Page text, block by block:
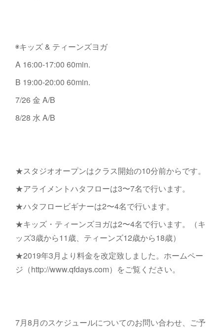
◉キッズ & ティーンズヨガ
A 16:00-17:00 60min.
B 19:00-20:00 60min.
7/26 金 A/B
8/28 水 A/B
★スタジオオープンはクラス開始の10分前からです。
★アライメントハタフローは3〜7名で行います。
★ハタフロービギナーは2〜4名で行います。
★キッズ・ティーンズヨガは2〜4名で行います。（キ
ッズ3歳から11歳、ティーンズ12歳から18歳）
★2019年3月より料金を改定致しました。ホームペー
ジ（http://www.qfdays.com）をご覧ください。
7月8月のスケジュールについてのお問い合わせ、ご予